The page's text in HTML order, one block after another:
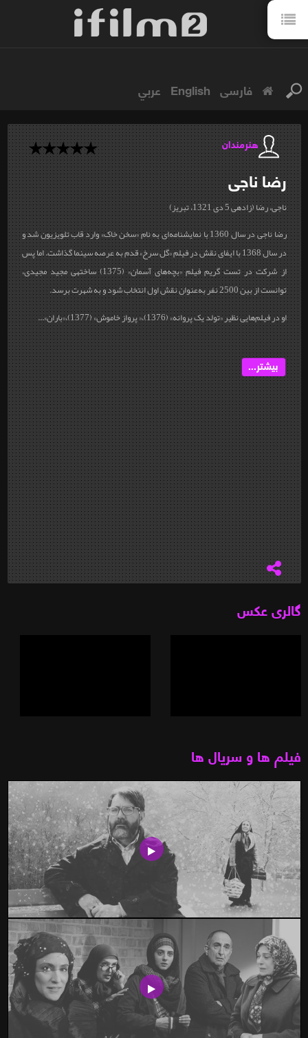
فارسی English عربي
هنرمندان
رضاناجی
ناجی، رضا (زاده‎ی 5 دی 1321، تبریز)
رضا ناجی در سال 1360 با نمایشنامه‌ای به نام «سخن خاک» وارد قاب تلویزیون شد و
در سال 1368 با ایفای نقش در فیلم «گل سرخ» قدم به عرصه سینما گذاشت. اما پس
از شرکت در تست گریم فیلم «بچه‌های آسمان» (1375) ساخته‎ی مجید مجیدی،
توانست از بین 2500 نفر به‌عنوان نقش اول انتخاب شود و به شهرت برسد.
او در فیلم‌هایی نظیر «تولد یک پروانه» (1376)،« پرواز خاموش» (1377)،«باران»...
بیشتر...
گالری عکس
فیلم ها و سریال ها